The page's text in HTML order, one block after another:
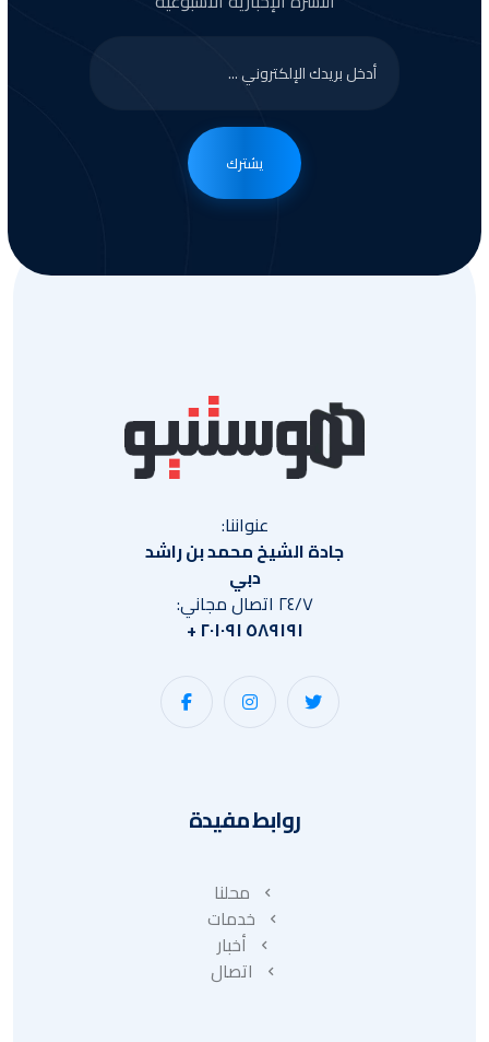
يشترك
عنواننا:
جادة الشيخ محمد بن راشد
دبي
٢٤/٧ اتصال مجاني:
٥٨٩١٩١ ٢٠١٠٩١ +
روابط مفيدة
محلنا
خدمات
أخبار
اتصال